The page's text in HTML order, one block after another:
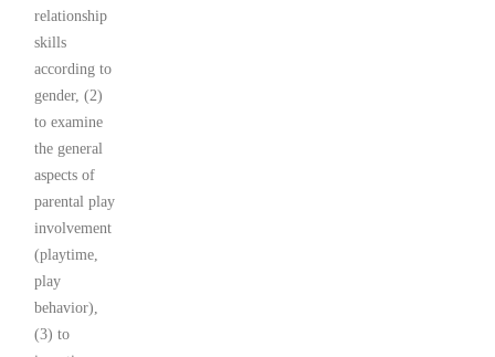
relationship
skills
according to
gender, (2)
to examine
the general
aspects of
parental play
involvement
(playtime,
play
behavior),
(3) to